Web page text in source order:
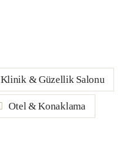
Klinik & Güzellik Salonu
Otel & Konaklama